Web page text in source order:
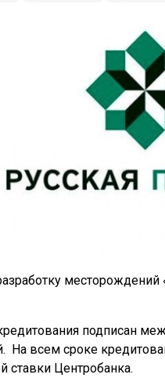
подписан
На всем сроке
ставки Центробанка.